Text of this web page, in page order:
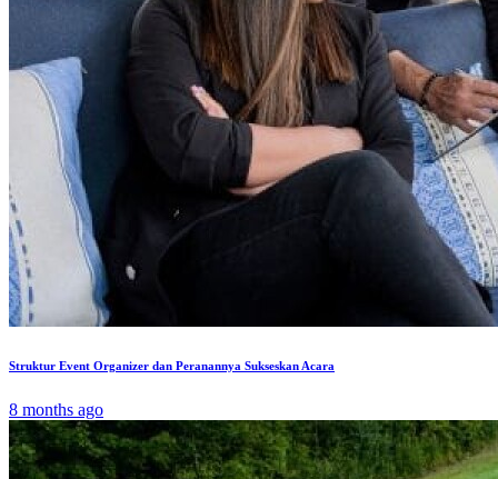
Struktur Event Organizer dan Peranannya Sukseskan Acara
8 months ago